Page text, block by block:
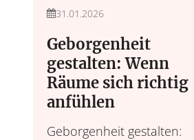
31.01.2026
Geborgenheit
gestalten: Wenn
Räume sich richtig
anfühlen
Geborgenheit gestalten: